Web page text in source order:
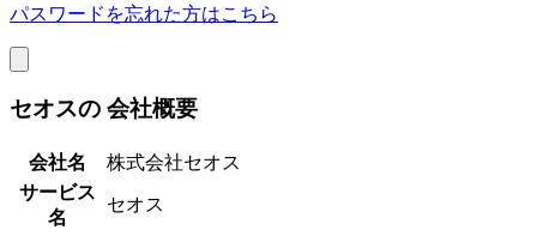
パスワードを忘れた方はこちら
セオスの 会社概要
会社名
株式会社セオス
サービス
名
セオス